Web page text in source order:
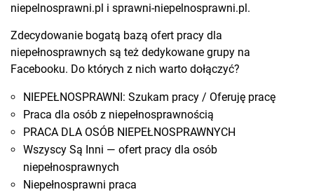
niepelnosprawni.pl i sprawni-niepelnosprawni.pl.
Zdecydowanie bogatą bazą ofert pracy dla
niepełnosprawnych są też dedykowane grupy na
Facebooku. Do których z nich warto dołączyć?
NIEPEŁNOSPRAWNI: Szukam pracy / Oferuję pracę
Praca dla osób z niepełnosprawnością
PRACA DLA OSÓB NIEPEŁNOSPRAWNYCH
Wszyscy Są Inni — ofert pracy dla osób
niepełnosprawnych
Niepełnosprawni praca